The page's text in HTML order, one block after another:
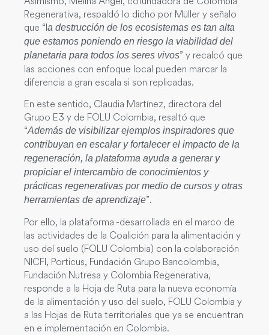
Regenerativa, respaldó lo dicho por Müller y señalo
que “la destrucción de los ecosistemas es tan alta
que estamos poniendo en riesgo la viabilidad del
planetaria para todos los seres vivos” y recalcó que
las acciones con enfoque local pueden marcar la
diferencia a gran escala si son replicadas.
En este sentido, Claudia Martínez, directora del
Grupo E3 y de FOLU Colombia, resaltó que
“Además de visibilizar ejemplos inspiradores que
contribuyan en escalar y fortalecer el impacto de la
regeneración, la plataforma ayuda a generar y
propiciar el intercambio de conocimientos y
prácticas regenerativas por medio de cursos y otras
herramientas de aprendizaje”.
Por ello, la plataforma -desarrollada en el marco de
las actividades de la Coalición para la alimentación y
uso del suelo (FOLU Colombia) con la colaboración
NICFI, Porticus, Fundación Grupo Bancolombia,
Fundación Nutresa y Colombia Regenerativa,
responde a la Hoja de Ruta para la nueva economía
de la alimentación y uso del suelo, FOLU Colombia y
a las Hojas de Ruta territoriales que ya se encuentran
en e implementación en Colombia.